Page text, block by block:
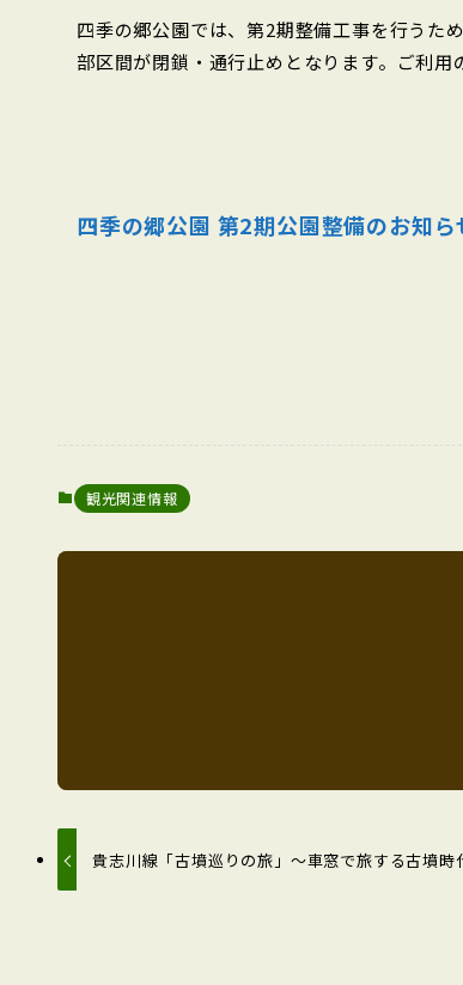
四季の郷公園では、第2期整備工事を行うた
部区間が閉鎖・通行止めとなります。ご利用
四季の郷公園 第2期公園整備のお知ら
観光関連情報
貴志川線「古墳巡りの旅」～車窓で旅する古墳時